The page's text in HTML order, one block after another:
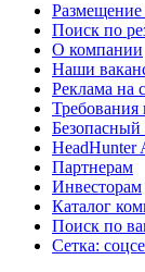
Размещение
Поиск по
О компании
Наши
Реклама на
Безопасный
HeadHunter
Партнерам
Инвесторам
Каталог
Поиск по
Сетка: